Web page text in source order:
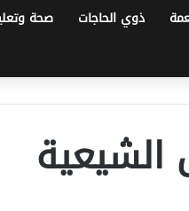
ذوي الحاجات صحة
الشيعية